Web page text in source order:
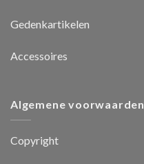
Gedenkartikelen
Accessoires
Algemene voorwaarden
Copyright